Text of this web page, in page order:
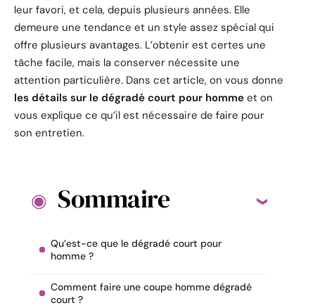
leur favori, et cela, depuis plusieurs années. Elle
demeure une tendance et un style assez spécial qui
offre plusieurs avantages. L’obtenir est certes une
tâche facile, mais la conserver nécessite une
attention particulière. Dans cet article, on vous donne
les détails sur le dégradé court pour homme et on
vous explique ce qu’il est nécessaire de faire pour
son entretien.
Sommaire
Qu’est-ce que le dégradé court pour
homme ?
Comment faire une coupe homme dégradé
court ?